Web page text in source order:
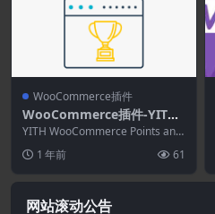
WooCommerce插件
WooCommerce插件-YITH
WooCommerce Points an
d Rewards Premium 4.18.
0
YITH WooCommerce Points and
Rewards Free...
1 年前 61
网站滚动公告